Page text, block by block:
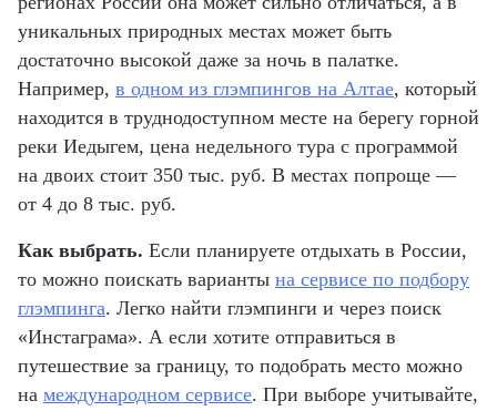
уникальных природных местах может быть
достаточно высокой даже за ночь в палатке.
Например, в одном из глэмпингов на Алтае, который
находится в труднодоступном месте на берегу горной
реки Иедыгем, цена недельного тура с программой
на двоих стоит 350 тыс. руб. В местах попроще —
от 4 до 8 тыс. руб.
Как выбрать. Если планируете отдыхать в России,
то можно поискать варианты на сервисе по подбору
глэмпинга. Легко найти глэмпинги и через поиск
«Инстаграма». А если хотите отправиться в
путешествие за границу, то подобрать место можно
на международном сервисе. При выборе учитывайте,